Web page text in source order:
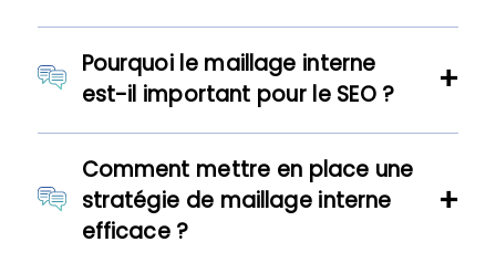
Pourquoi le maillage interne
est-il important pour le SEO ?
Comment mettre en place une
stratégie de maillage interne
efficace ?